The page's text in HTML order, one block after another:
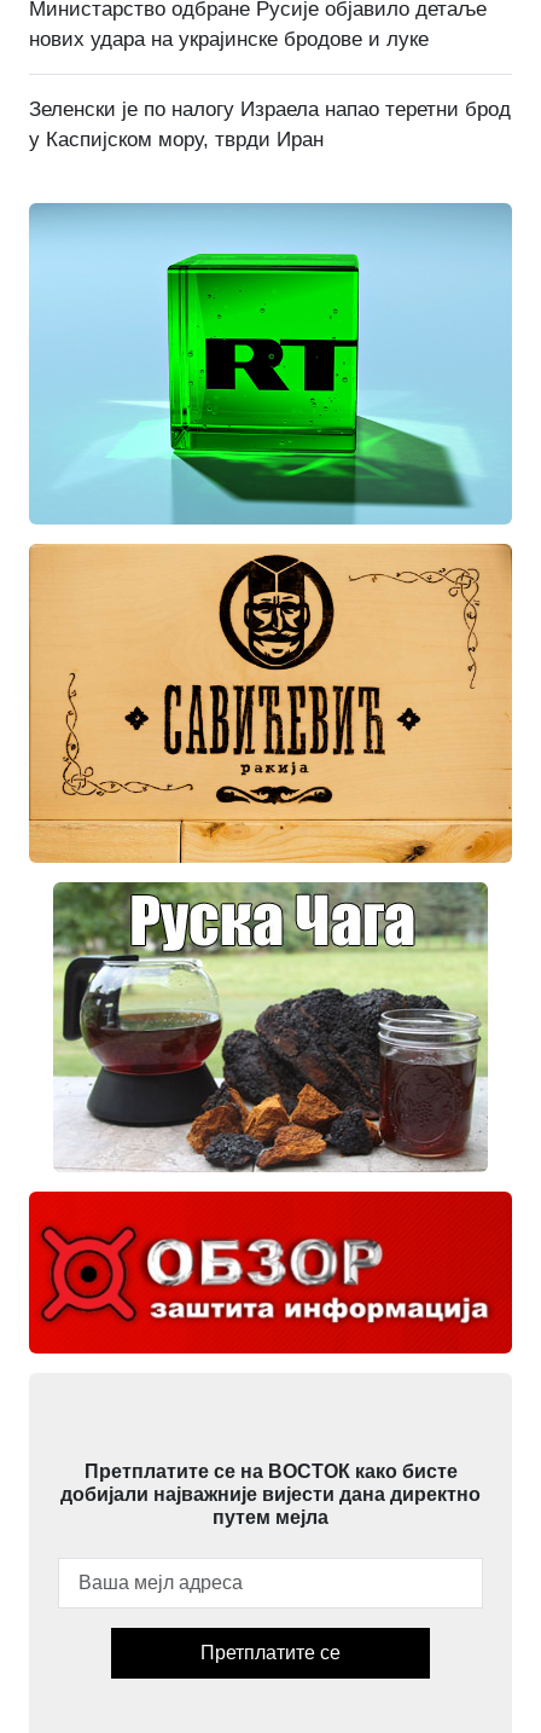
Министарство одбране Русије објавило детаље
нових удара на украјинске бродове и луке
Зеленски је по налогу Израела напао теретни брод
у Каспијском мору, тврди Иран
Претплатите се на ВОСТОК како бисте
добијали најважније вијести дана директно
путем мејла
Претплатите се